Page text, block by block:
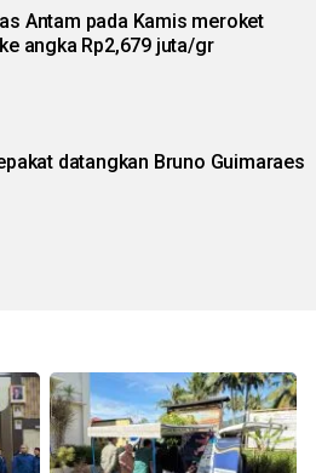
Antam pada Kamis meroket
angka Rp2,679 juta/gr
datangkan Bruno Guimaraes